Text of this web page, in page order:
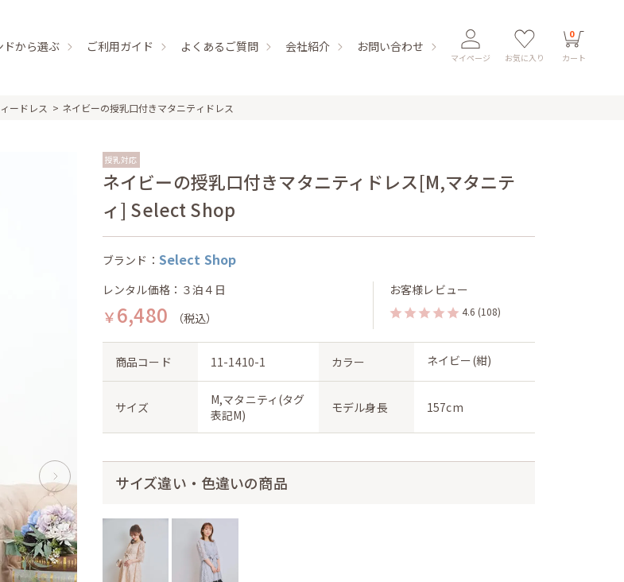
ドから選ぶ ご利用ガイド よくあるご質問 会社紹介 お問い合わせ
マイページ お気に入り
0
カート
ードレス ネイビーの授乳口付きマタニティドレス
授乳対応
ネイビーの授乳口付きマタニティドレス[M,マタニテ
ィ] Select Shop
ブランド： Select Shop
レンタル価格：３泊４日
￥6,480 （税込）
お客様レビュー
4.6 (108)
商品コード 11-1410-1 カラー ネイビー(紺)
サイズ
M,マタニティ(タグ
表記M)
モデル身長 157cm
サイズ違い・色違いの商品